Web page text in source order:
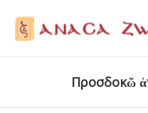
Προσδοκῶ